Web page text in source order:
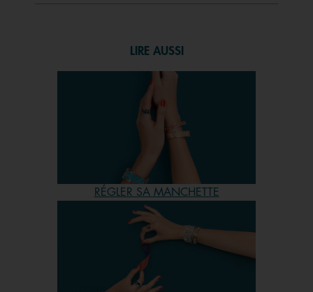
fines considérées comme pierres naturelles et semi-
labradorite, la jaspe, l'agate, le grenat, l’onyx, la
turquoise, l’aventurine, l’amazonite, la cornaline, la
malachite, la pierre œil de tigre, le lapis-lazuli, la
rhodonite, la pierre de lune, etc. Chez Les Georgettes,
vous retrouverez aussi des bijoux avec des pierres en
oxyde de zirconium. Ces pierres ne sont pas naturelles
mais elles brillent tout autant et permettent un prix bien
plus accessible. Nos bijoux de la ligne Arbre de Vie
s’ornent par exemple de ce type de pierres et peuvent être
personnalisés avec un cuir. Vous pourrez ainsi changer
de couleur et de style tous les jours si vous le souhaitez. Et
pourquoi ne pas tenter un mix & match ? Variez donc les
envies en mêlant par exemple un bijou orné d’une pierre
LIRE AUSSI
RÉGLER SA MANCHETTE